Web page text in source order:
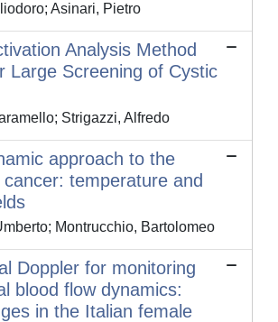
Asinari, Pietro
Analysis Method
Large Screening of Cystic
Strigazzi, Alfredo
approach to the
temperature and
Montrucchio, Bartolomeo
Doppler for monitoring
blood flow dynamics:
in the Italian female